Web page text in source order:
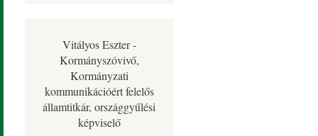
Vitályos Eszter -
Kormányszóvivő,
Kormányzati
kommunikációért felelős
államtitkár, országgyűlési
képviselő